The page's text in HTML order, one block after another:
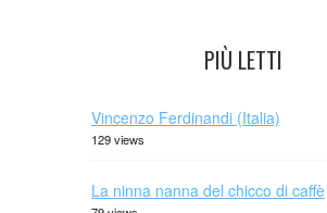
PIÙ LETTI
Vincenzo Ferdinandi (Italia)
129 views
La ninna nanna del chicco di caffè